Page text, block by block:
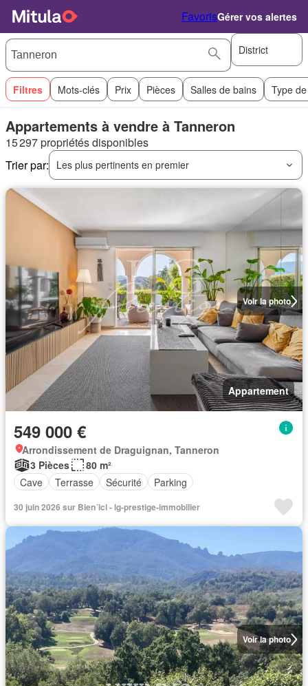
FavorisGérer vos alertes
District
Filtres Mots-clés Prix Pièces Salles de bains Type
Appartements à vendre à Tanneron
15 297 propriétés disponibles
Trier par:
Les plus pertinents en premier
Voir la photo
Appartement
549 000 €
Arrondissement de Draguignan, Tanneron
3 Pièces
80 m²
Cave
Terrasse Sécurité Parking
30 juin 2026 sur Bien´ici - lg-prestige-immobilier
Voir la photo